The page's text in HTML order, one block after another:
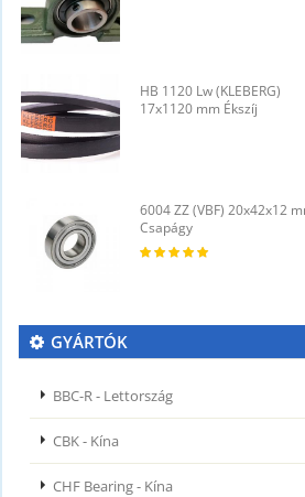
HB 1120 Lw (KLEBERG)
17x1120 mm Ékszíj
6004 ZZ (VBF) 20x42x12
Csapágy
GYÁRTÓK
BBC-R - Lettország
CBK - Kína
CHF Bearing - Kína